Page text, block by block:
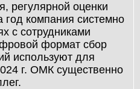
регулярной оценки
год компания системно
с сотрудниками
формат сбор
используют для
г. ОМК существенно